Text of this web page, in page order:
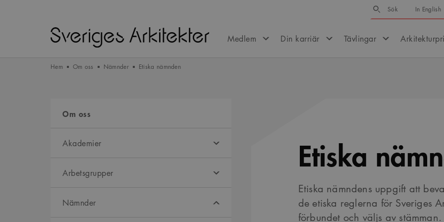
Sök
Sök In English
Medlem Din karriär Tävlingar
Hem Om oss Nämnder Etiska nämnden
Om oss
Akademier
Arbetsgrupper
Nämnder
Etiska
Etiska nämndens uppgift att
de etiska reglerna för Sveriges
förbundet och väljs av stämman.